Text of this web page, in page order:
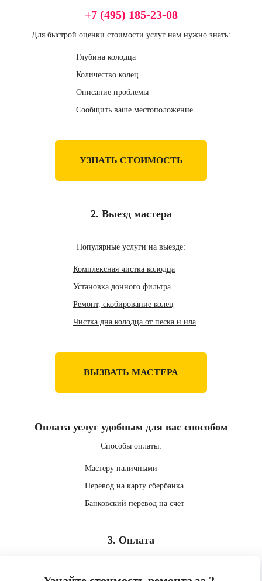
+7 (495) 185-23-08
Для быстрой оценки стоимости услуг нам нужно знать:
Глубина колодца
Количество колец
Описание проблемы
Сообщить ваше местоположение
УЗНАТЬ СТОИМОСТЬ
2. Выезд мастера
Популярные услуги на выезде:
Комплексная чистка колодца
Установка донного фильтра
Ремонт, скобирование колец
Чистка дна колодца от песка и ила
ВЫЗВАТЬ МАСТЕРА
3. Оплата
Оплата услуг удобным для вас способом
Способы оплаты:
Мастеру наличными
Перевод на карту сбербанка
Банковский перевод на счет